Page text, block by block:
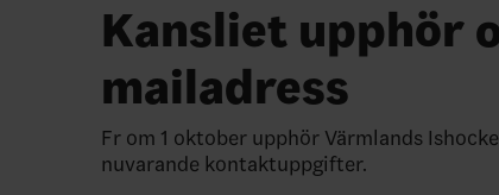
Kansliet upphör
mailadress
Fr om 1 oktober upphör Värmlands
nuvarande kontaktuppgifter.